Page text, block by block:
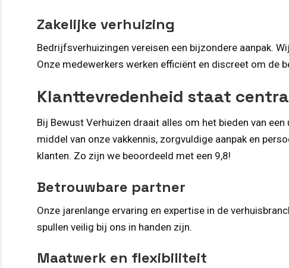
Zakelijke verhuizing
Bedrijfsverhuizingen vereisen een bijzondere aanpak.
Onze medewerkers werken efficiënt en discreet om
Klanttevredenheid staat
Bij Bewust Verhuizen draait alles om het bieden van
middel van onze vakkennis, zorgvuldige aanpak en
klanten. Zo zijn we beoordeeld met een 9,8!
Betrouwbare partner
Onze jarenlange ervaring en expertise in de
spullen veilig bij ons in handen zijn.
Maatwerk en flexibiliteit